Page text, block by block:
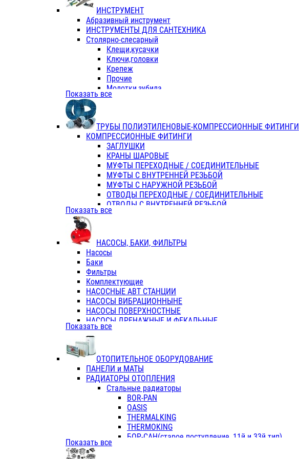
ИНСТРУМЕНТ
Абразивный инструмент
ИНСТРУМЕНТЫ ДЛЯ САНТЕХНИКА
Столярно-слесарный
Клещи,кусачки
Ключи,головки
Крепеж
Прочие
Молотки,зубила
Пассатижи,тонкогубцы,утконосы
Отвертки
Хоз. инвентарь
ЭЛ. ИНСТРУМЕНТ OASIS
Показать все
ТРУБЫ ПОЛИЭТИЛЕНОВЫЕ-КОМПРЕССИОННЫЕ ФИТИНГИ
КОМПРЕССИОННЫЕ ФИТИНГИ
ЗАГЛУШКИ
КРАНЫ ШАРОВЫЕ
МУФТЫ ПЕРЕХОДНЫЕ / СОЕДИНИТЕЛЬНЫЕ
МУФТЫ С ВНУТРЕННЕЙ РЕЗЬБОЙ
МУФТЫ С НАРУЖНОЙ РЕЗЬБОЙ
ОТВОДЫ ПЕРЕХОДНЫЕ / СОЕДИНИТЕЛЬНЫЕ
ОТВОДЫ С ВНУТРЕННЕЙ РЕЗЬБОЙ
ОТВОДЫ С НАРУЖНОЙ РЕЗЬБОЙ
ТРОЙНИКИ ПЕРЕХОДНЫЕ / СОЕДИНИТЕЛЬНЫЕ
ТРОЙНИКИ С ВНУТРЕННЕЙ РЕЗЬБОЙ
КОЛЬЦА РЕЗИНОВЫЕ
ТРУБЫ НАПОРНЫЕ
ТРУБЫ ГОФРИРОВАННЫЕ ДВУХСЛ.
ТРУБЫ ПОЛИЭТИЛЕНОВЫЕ
Показать все
НАСОСЫ, БАКИ, ФИЛЬТРЫ
Насосы
Баки
Фильтры
Комплектующие
НАСОСНЫЕ АВТ СТАНЦИИ
НАСОСЫ ВИБРАЦИОННЫНЕ
НАСОСЫ ПОВЕРХНОСТНЫЕ
НАСОСЫ ДРЕНАЖНЫЕ И ФЕКАЛЬНЫЕ
НАСОСЫ ПОВЫСИТ и ЦИРКУЛЯЦИОННЫЕ
НАСОСЫ СКВАЖИННЫЕ
Показать все
ОТОПИТЕЛЬНОЕ ОБОРУДОВАНИЕ
ПАНЕЛИ и МАТЫ
РАДИАТОРЫ ОТОПЛЕНИЯ
Стальные радиаторы
BOR-PAN
OASIS
THERMALKING
THERMOKING
БОР-САН(старое поступление, 11й и 33й тип)
Показать все